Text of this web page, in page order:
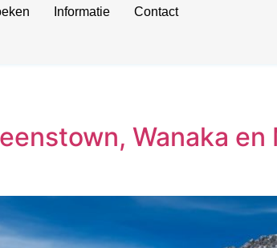
Informatie Contact
Wanaka